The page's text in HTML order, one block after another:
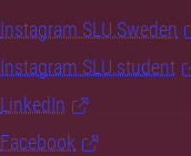
Instagram SLU.Sweden
Instagram SLU.student
LinkedIn
Facebook